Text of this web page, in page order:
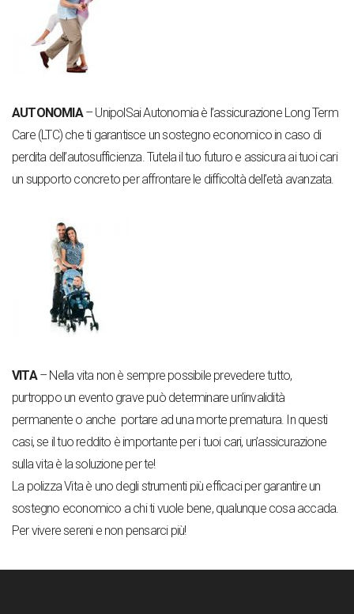
AUTONOMIA– UnipolSai Autonomia è l’assicurazione Long Term
Care (LTC) che ti garantisce un sostegno economico in caso di
perdita dell’autosufficienza. Tutela il tuo futuro e assicura ai tuoi cari
un supporto concreto per affrontare le difficoltà dell’età avanzata.
VITA– Nella vita non è sempre possibile prevedere tutto,
purtroppo un evento grave può determinare un’invalidità
permanente o anche portare ad una morte prematura. In questi
casi, se il tuo reddito è importante per i tuoi cari, un’assicurazione
sulla vita è la soluzione per te!
La polizza Vita è uno degli strumenti più efficaci per garantire un
sostegno economico a chi ti vuole bene, qualunque cosa accada.
Per vivere sereni e non pensarci più!